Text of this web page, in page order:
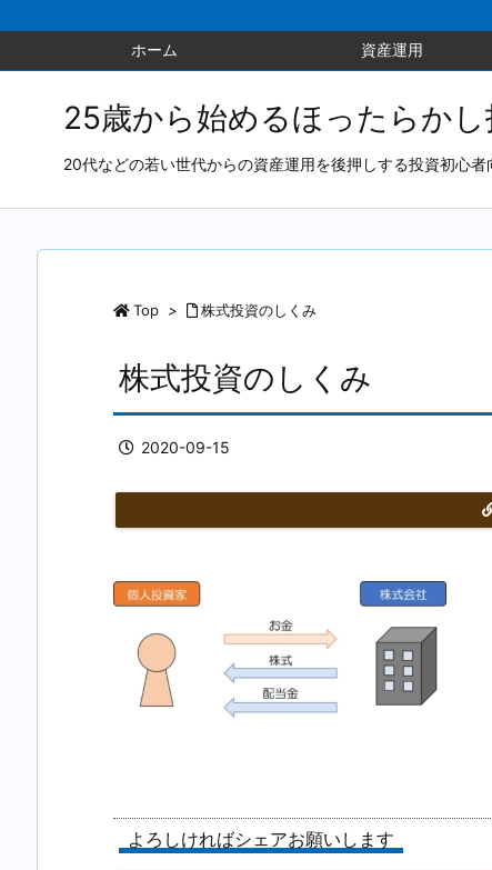
ホーム 資産運用
25歳から始めるほったらかし
20代などの若い世代からの資産運用を後押しする投資初心者
Top > 株式投資のしくみ
株式投資のしくみ
2020-09-15
よろしければシェアお願いします